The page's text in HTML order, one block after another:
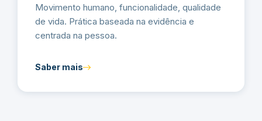
Movimento humano, funcionalidade, qualidade
de vida. Prática baseada na evidência e
centrada na pessoa.
Saber mais